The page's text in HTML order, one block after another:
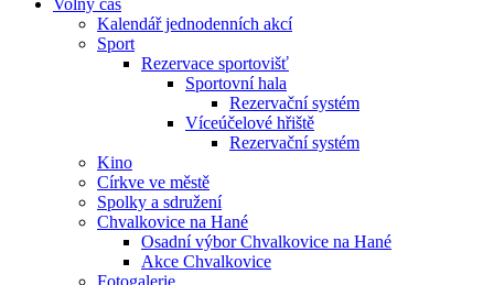
Volný čas
Kalendář jednodenních akcí
Sport
Rezervace sportovišť
Sportovní hala
Rezervační systém
Víceúčelové hřiště
Rezervační systém
Kino
Církve ve městě
Spolky a sdružení
Chvalkovice na Hané
Osadní výbor Chvalkovice na Hané
Akce Chvalkovice
Fotogalerie